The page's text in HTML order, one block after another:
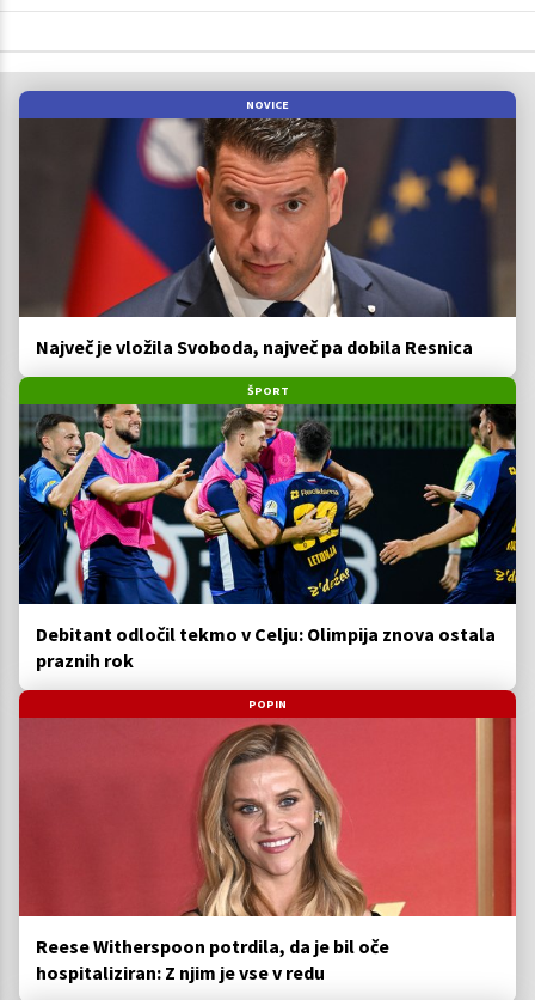
NOVICE
Največ je vložila Svoboda, največ pa dobila Resnica
ŠPORT
Debitant odločil tekmo v Celju: Olimpija znova ostala
praznih rok
POPIN
Reese Witherspoon potrdila, da je bil oče
hospitaliziran: Z njim je vse v redu